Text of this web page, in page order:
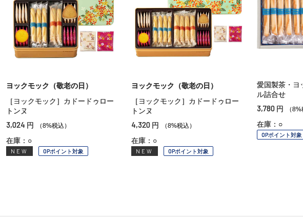
ヨックモック（敬老の日）
［ヨックモック］カドードゥロー
トンヌ
3,024 円 （8%税込）
在庫：○
NEW OPポイント対象
ヨックモック（敬老の日）
［ヨックモック］カドードゥロー
トンヌ
4,320 円 （8%税込）
在庫：○
NEW OPポイント対象
愛国製茶・
ル詰合せ
3,780 円 （
在庫：○
OPポイント対象